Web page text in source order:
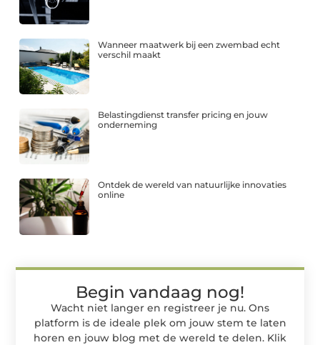
Wanneer maatwerk bij een zwembad echt
verschil maakt
Belastingdienst transfer pricing en jouw
onderneming
Ontdek de wereld van natuurlijke innovaties
online
Begin vandaag nog!
Wacht niet langer en registreer je nu. Ons
platform is de ideale plek om jouw stem te laten
horen en jouw blog met de wereld te delen. Klik